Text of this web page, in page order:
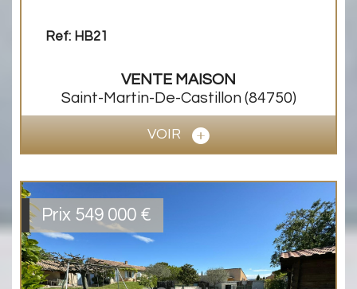
Ref: HB21
VENTE MAISON
Saint-Martin-De-Castillon (84750)
VOIR
Prix 549 000 €